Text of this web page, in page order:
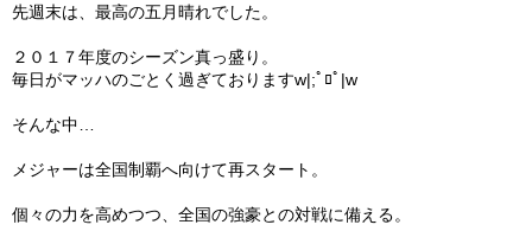
卒団生の声
ガンバレ！広島西ブログ
「体験」「見学」お申し込み／その他お問合わせ
先週末は、最高の五月晴れでした。
２０１７年度のシーズン真っ盛り。
毎日がマッハのごとく過ぎておりますw|;ﾟﾛﾟ|w
そんな中…
メジャーは全国制覇へ向けて再スタート。
個々の力を高めつつ、全国の強豪との対戦に備える。